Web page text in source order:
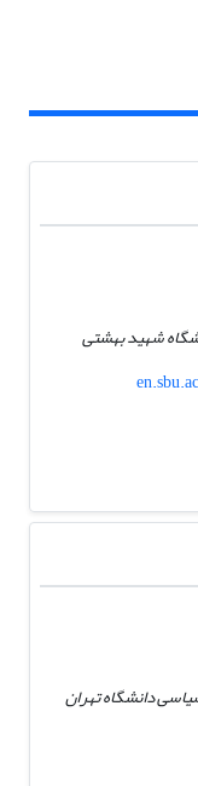
شهید بهشتی
دانشگاه تهران